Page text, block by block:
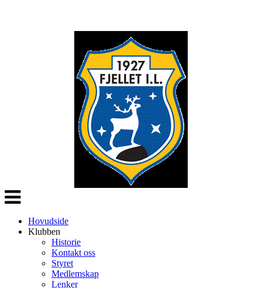
Veksle
navigasjon
Hovudside
Klubben
Historie
Kontakt oss
Styret
Medlemskap
Lenker